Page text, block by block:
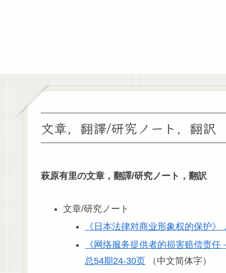
文章，翻譯/研究ノート，翻訳
萩原有里の文章，翻譯/研究ノート，翻訳
文章/研究ノート
《日本法律对商业形象权的保护
《网络服务提供者的损害赔偿责
总54期24-30页 （中文简体字）